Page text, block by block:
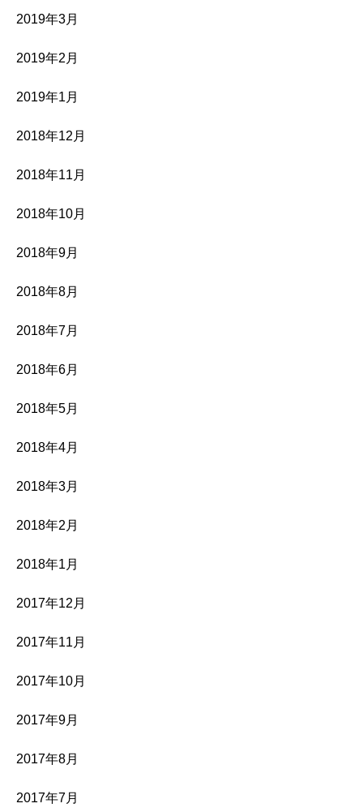
2019年3月
2019年2月
2019年1月
2018年12月
2018年11月
2018年10月
2018年9月
2018年8月
2018年7月
2018年6月
2018年5月
2018年4月
2018年3月
2018年2月
2018年1月
2017年12月
2017年11月
2017年10月
2017年9月
2017年8月
2017年7月